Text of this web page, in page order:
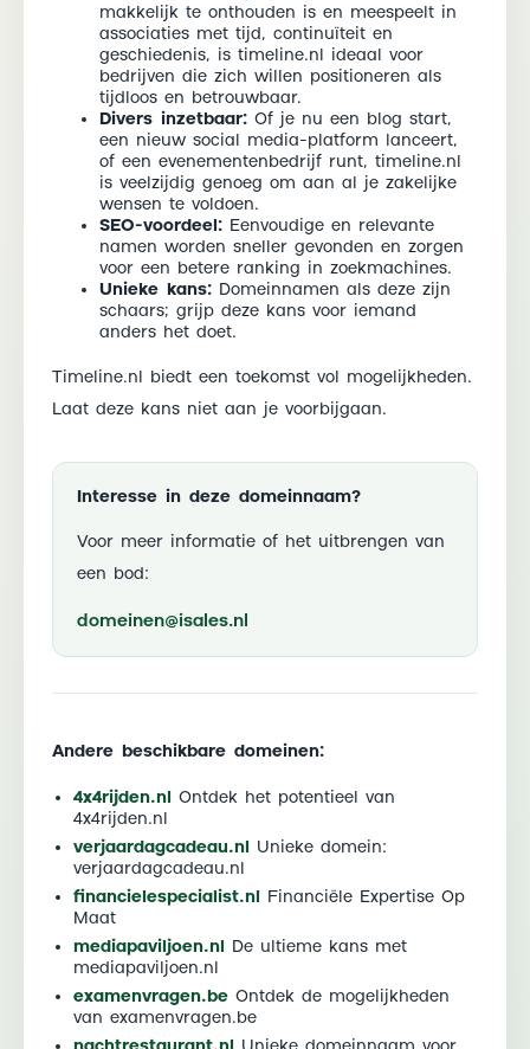
makkelijk te onthouden is en meespeelt in
associaties met tijd, continuïteit en
geschiedenis, is timeline.nl ideaal voor
bedrijven die zich willen positioneren als
tijdloos en betrouwbaar.
Divers inzetbaar: Of je nu een blog start,
een nieuw social media-platform lanceert,
of een evenementenbedrijf runt, timeline.nl
is veelzijdig genoeg om aan al je zakelijke
wensen te voldoen.
SEO-voordeel: Eenvoudige en relevante
namen worden sneller gevonden en zorgen
voor een betere ranking in zoekmachines.
Unieke kans: Domeinnamen als deze zijn
schaars; grijp deze kans voor iemand
anders het doet.
Timeline.nl biedt een toekomst vol mogelijkheden.
Laat deze kans niet aan je voorbijgaan.
Interesse in deze domeinnaam?
Voor meer informatie of het uitbrengen van
een bod:
domeinen@isales.nl
Andere beschikbare domeinen:
4x4rijden.nl
Ontdek het potentieel van
4x4rijden.nl
verjaardagcadeau.nl
Unieke domein:
verjaardagcadeau.nl
financielespecialist.nl
Financiële Expertise Op
Maat
mediapaviljoen.nl
De ultieme kans met
mediapaviljoen.nl
examenvragen.be Ontdek de mogelijkheden
van examenvragen.be